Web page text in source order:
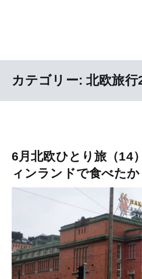
カテゴリー:北欧旅行
6月北欧ひとり旅（14
ィンランドで食べた